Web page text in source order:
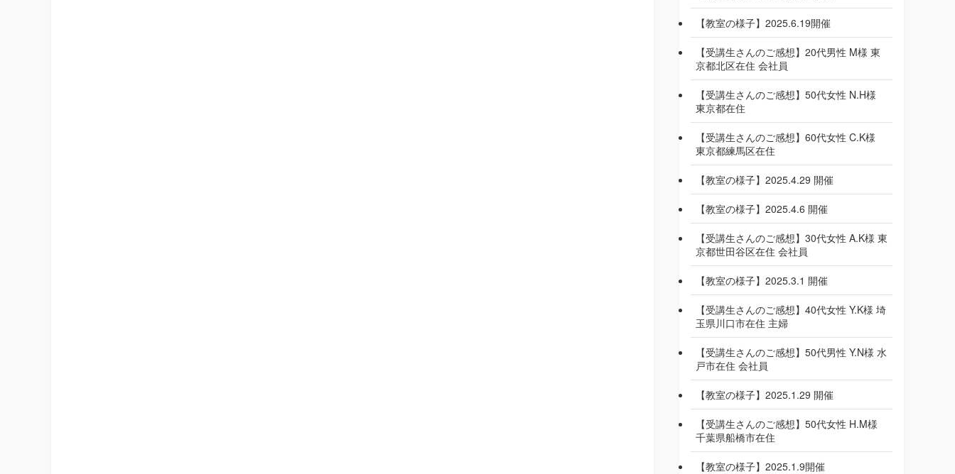
【教室の様子】2025.6.19開催
【受講生さんのご感想】20代男性 M様 東
京都北区在住 会社員
【受講生さんのご感想】50代女性 N.H様
東京都在住
【受講生さんのご感想】60代女性 C.K様
東京都練馬区在住
【教室の様子】2025.4.29 開催
【教室の様子】2025.4.6 開催
【受講生さんのご感想】30代女性 A.K様 東
京都世田谷区在住 会社員
【教室の様子】2025.3.1 開催
【受講生さんのご感想】40代女性 Y.K様 埼
玉県川口市在住 主婦
【受講生さんのご感想】50代男性 Y.N様 水
戸市在住 会社員
【教室の様子】2025.1.29 開催
【受講生さんのご感想】50代女性 H.M様
千葉県船橋市在住
【教室の様子】2025.1.9開催